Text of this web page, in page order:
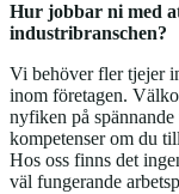
Hur jobbar ni med
industribranschen?
Vi behöver fler tjejer
inom företagen.
nyfiken på
kompetenser om du
Hos oss finns det
väl fungerande